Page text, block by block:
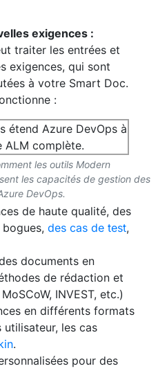
exigences :
traiter les entrées et
exigences, qui sont
à votre Smart Doc.
:
les outils Modern
les capacités de gestion des
DevOps.
de haute qualité, des
des cas de test,
documents en
de rédaction et
INVEST, etc.)
en différents formats
les cas
.
pour des